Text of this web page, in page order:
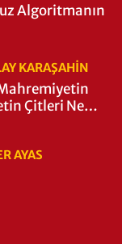
Algoritmanın
KARAŞAHİN
Çitleri Ne
AYAS